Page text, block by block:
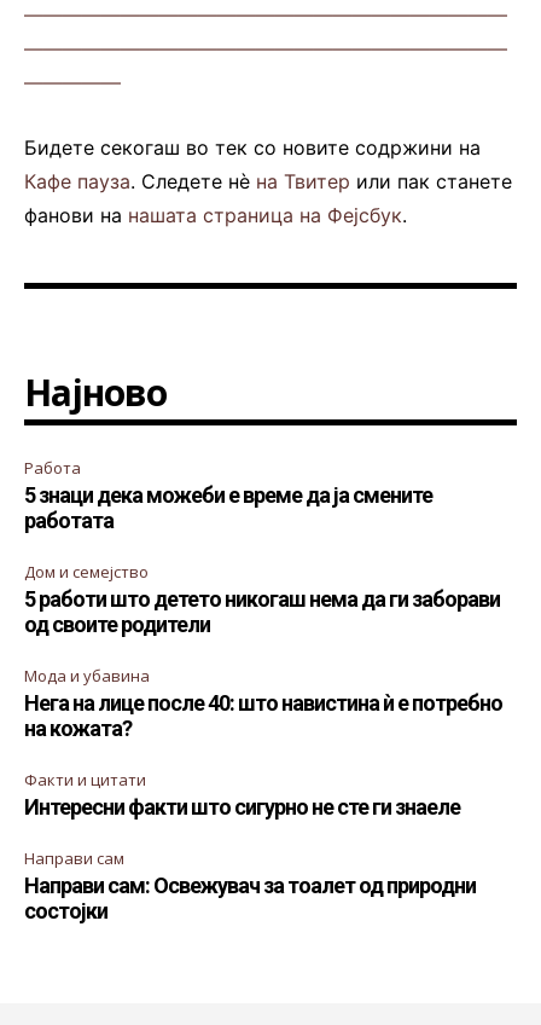
—————————————————————————
—————————————————————————
—————
Бидете секогаш во тек со новите содржини на
Кафе пауза. Следете нè на Твитер или пак станете
фанови на нашата страница на Фејсбук.
Најново
Работа
5 знаци дека можеби е време да ја смените
работата
Дом и семејство
5 работи што детето никогаш нема да ги заборави
од своите родители
Мода и убавина
Нега на лице после 40: што навистина ѝ е потребно
на кожата?
Факти и цитати
Интересни факти што сигурно не сте ги знаеле
Направи сам
Направи сам: Освежувач за тоалет од природни
состојки